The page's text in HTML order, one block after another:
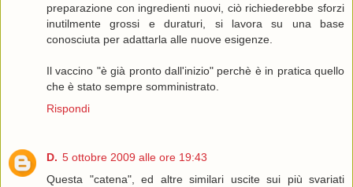
preparazione con ingredienti nuovi, ciò richiederebbe sforzi
inutilmente grossi e duraturi, si lavora su una base
conosciuta per adattarla alle nuove esigenze.
Il vaccino "è già pronto dall'inizio" perchè è in pratica quello
che è stato sempre somministrato.
Rispondi
D. 5 ottobre 2009 alle ore 19:43
Questa "catena", ed altre similari uscite sui più svariati